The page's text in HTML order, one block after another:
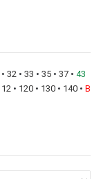
• 32 • 33 • 35 • 37 • 43
• 120 • 130 • 140 • B